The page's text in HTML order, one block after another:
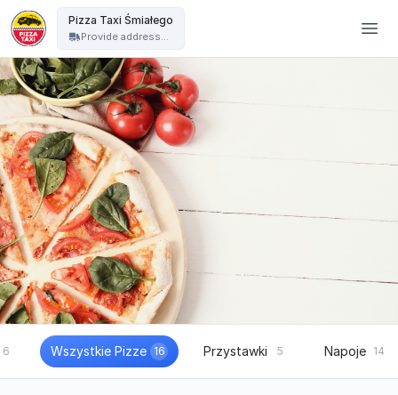
Pizza Taxi Śmiałego
Provide address...
6 Wszystkie Pizze 16 Przystawki 5 Napoje 14